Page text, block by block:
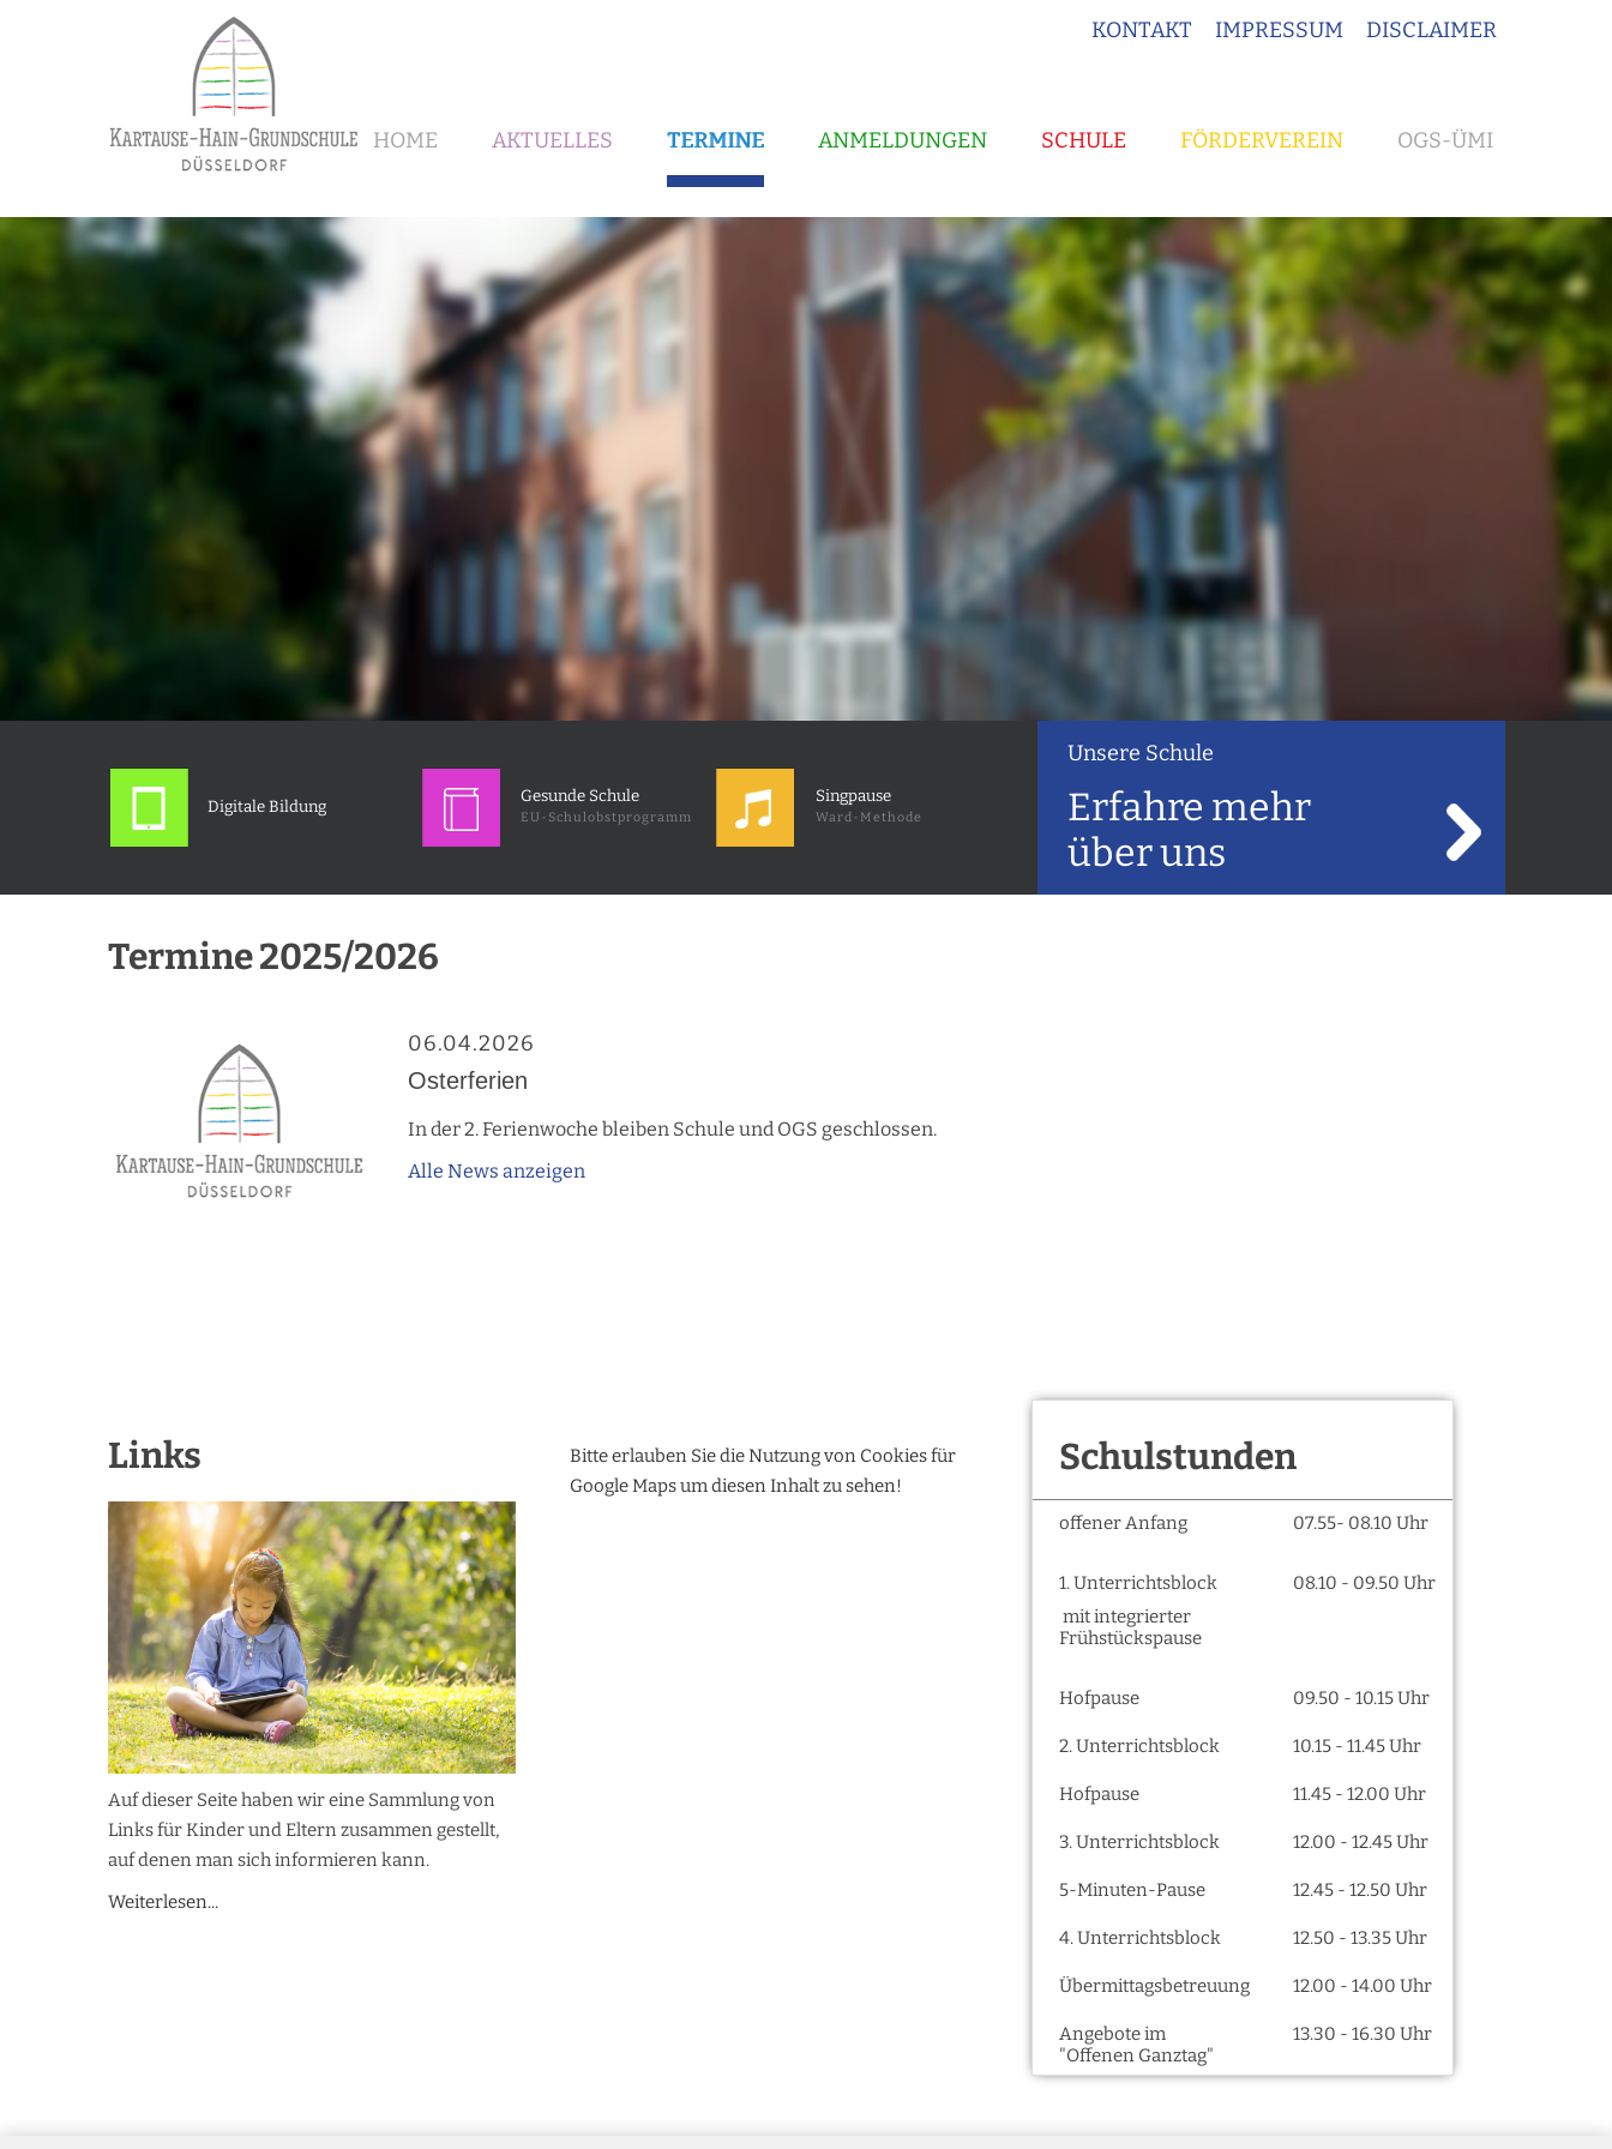
KONTAKT IMPRESSUM DISCLAIMER
HOME AKTUELLES TERMINE ANMELDUNGEN SCHULE FÖRDERVEREIN OGS-ÜMI
Digitale Bildung
Gesunde Schule
EU-Schulobstprogramm
Singpause
Ward-Methode
Unsere Schule
Erfahre mehr
über uns
Termine 2025/2026
06.04.2026
Osterferien
In der 2. Ferienwoche bleiben Schule und OGS geschlossen.
Alle News anzeigen
Links
Auf dieser Seite haben wir eine Sammlung von
Links für Kinder und Eltern zusammen gestellt,
auf denen man sich informieren kann.
Weiterlesen...
Bitte erlauben Sie die Nutzung von Cookies für
Google Maps um diesen Inhalt zu sehen!
Schulstunden
offener Anfang 07.55- 08.10 Uhr
1. Unterrichtsblock
mit integrierter
Frühstückspause
08.10 - 09.50 Uhr
Hofpause 09.50 - 10.15 Uhr
2. Unterrichtsblock 10.15 - 11.45 Uhr
Hofpause 11.45 - 12.00 Uhr
3. Unterrichtsblock 12.00 - 12.45 Uhr
5-Minuten-Pause 12.45 - 12.50 Uhr
4. Unterrichtsblock 12.50 - 13.35 Uhr
Übermittagsbetreuung 12.00 - 14.00 Uhr
Angebote im
"Offenen Ganztag"
13.30 - 16.30 Uhr